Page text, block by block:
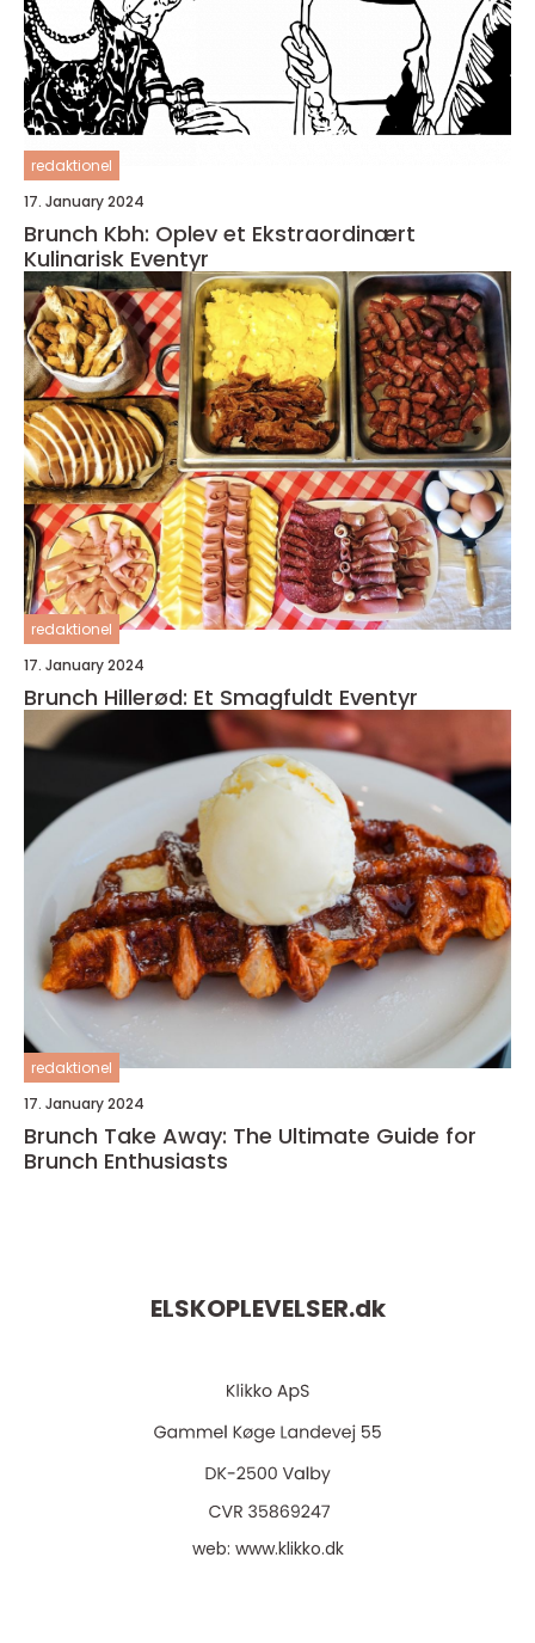
redaktionel
17. January 2024
Brunch Kbh: Oplev et Ekstraordinært
Kulinarisk Eventyr
redaktionel
17. January 2024
Brunch Hillerød: Et Smagfuldt Eventyr
redaktionel
17. January 2024
Brunch Take Away: The Ultimate Guide for
Brunch Enthusiasts
ELSKOPLEVELSER.dk
web: www.klikko.dk